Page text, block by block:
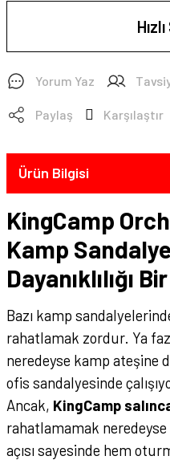
Yorum Yaz
Paylaş Karşılaştır
Ürün Bilgisi
KingCamp
Kamp
Dayanıklılığı
Bazı kamp
rahatlamak zordur. Ya
neredeyse kamp ateşine
ofis sandalyesinde
Ancak, KingCamp
rahatlamamak neredeyse
açısı sayesinde hem